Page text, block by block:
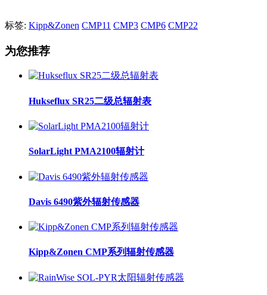
标签: Kipp&Zonen CMP11 CMP3 CMP6 CMP22
为您推荐
Hukseflux SR25二级总辐射表
SolarLight PMA2100辐射计
Davis 6490紫外辐射传感器
Kipp&Zonen CMP系列辐射传感器